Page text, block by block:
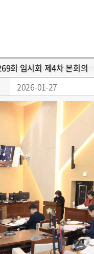
회 임시회 제4차 본회의
2026-01-27